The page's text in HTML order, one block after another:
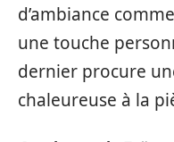
d’ambiance
une touche
dernier procure
chaleureuse à la